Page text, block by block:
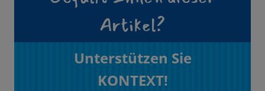
Artikel?
Unterstützen Sie
KONTEXT!